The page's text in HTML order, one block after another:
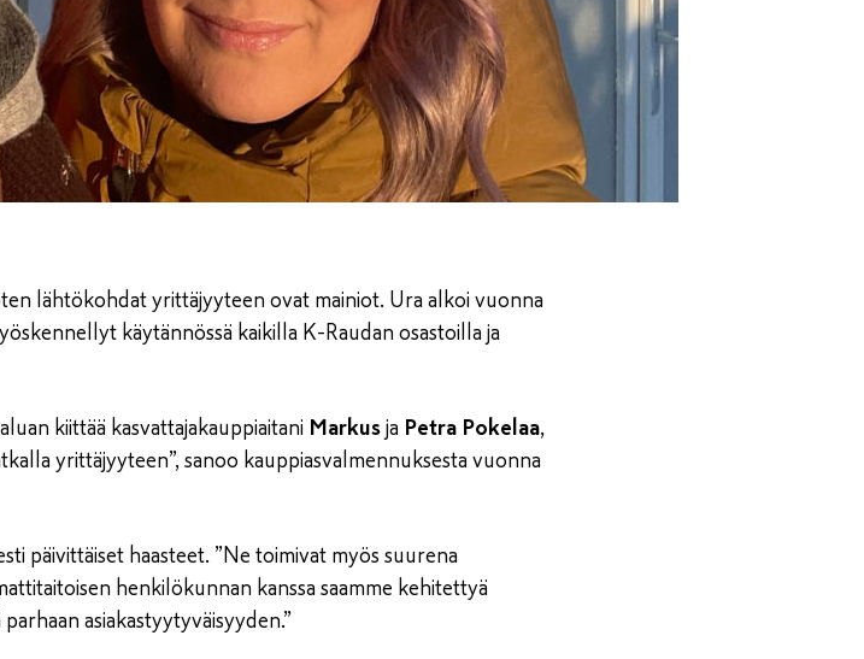
lähtökohdat yrittäjyyteen ovat mainiot. Ura alkoi vuonna
käytännössä kaikilla K-Raudan osastoilla ja
kiittää kasvattajakauppiaitani Markusja Petra Pokelaa,
yrittäjyyteen”, sanoo kauppiasvalmennuksesta vuonna
päivittäiset haasteet. ”Ne toimivat myös suurena
henkilökunnan kanssa saamme kehitettyä
asiakastyytyväisyyden.”